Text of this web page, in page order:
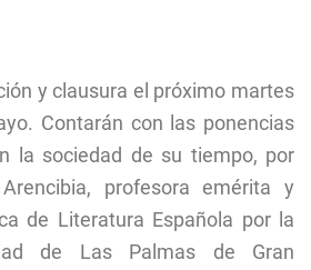
y clausura el próximo martes
Contarán con las ponencias
la sociedad de su tiempo, por
profesora emérita y
de Literatura Española por la
de Las Palmas de Gran